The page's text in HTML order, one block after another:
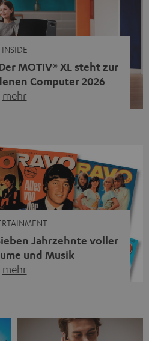
INSIDE
MOTIV® XL steht zur
Computer 2026
mehr
hochwertige HiFi-Technik,
und hohe Flexibilität in
zeigt, dass man für großen
HiFi-Anlage mehr braucht.
Jahrzehnte voller
und Musik
mehr
Jugendliche durch Rock und